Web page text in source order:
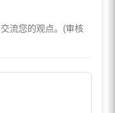
流您的观点。(审核